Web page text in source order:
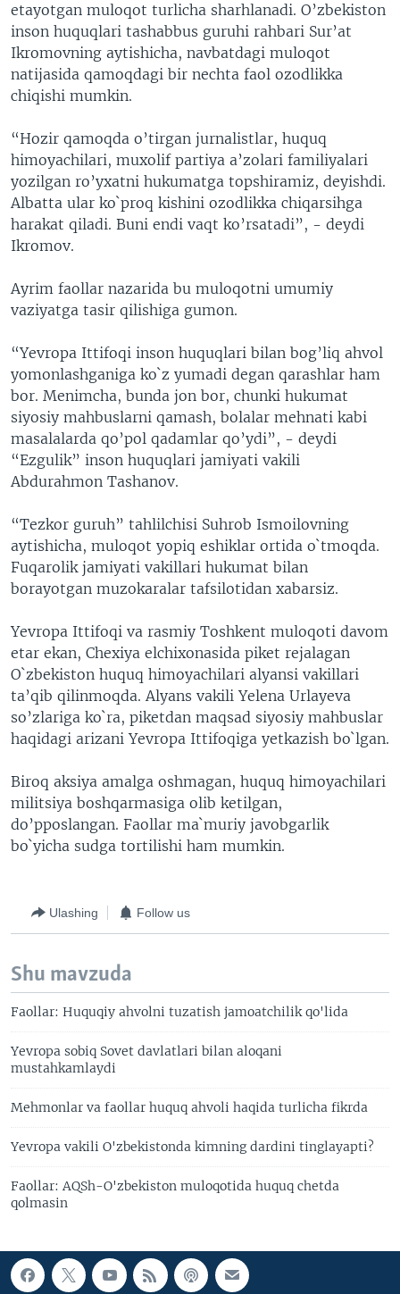
etayotgan muloqot turlicha sharhlanadi. O’zbekiston
inson huquqlari tashabbus guruhi rahbari Sur’at
Ikromovning aytishicha, navbatdagi muloqot
natijasida qamoqdagi bir nechta faol ozodlikka
chiqishi mumkin.
“Hozir qamoqda o’tirgan jurnalistlar, huquq
himoyachilari, muxolif partiya a’zolari familiyalari
yozilgan ro’yxatni hukumatga topshiramiz, deyishdi.
Albatta ular ko`proq kishini ozodlikka chiqarsihga
harakat qiladi. Buni endi vaqt ko’rsatadi”, - deydi
Ikromov.
Ayrim faollar nazarida bu muloqotni umumiy
vaziyatga tasir qilishiga gumon.
“Yevropa Ittifoqi inson huquqlari bilan bog’liq ahvol
yomonlashganiga ko`z yumadi degan qarashlar ham
bor. Menimcha, bunda jon bor, chunki hukumat
siyosiy mahbuslarni qamash, bolalar mehnati kabi
masalalarda qo’pol qadamlar qo’ydi”, - deydi
“Ezgulik” inson huquqlari jamiyati vakili
Abdurahmon Tashanov.
“Tezkor guruh” tahlilchisi Suhrob Ismoilovning
aytishicha, muloqot yopiq eshiklar ortida o`tmoqda.
Fuqarolik jamiyati vakillari hukumat bilan
borayotgan muzokaralar tafsilotidan xabarsiz.
Yevropa Ittifoqi va rasmiy Toshkent muloqoti davom
etar ekan, Chexiya elchixonasida piket rejalagan
O`zbekiston huquq himoyachilari alyansi vakillari
ta’qib qilinmoqda. Alyans vakili Yelena Urlayeva
so’zlariga ko`ra, piketdan maqsad siyosiy mahbuslar
haqidagi arizani Yevropa Ittifoqiga yetkazish bo`lgan.
Biroq aksiya amalga oshmagan, huquq himoyachilari
militsiya boshqarmasiga olib ketilgan,
do’pposlangan. Faollar ma`muriy javobgarlik
bo`yicha sudga tortilishi ham mumkin.
Ulashing Follow us
Shu mavzuda
Faollar: Huquqiy ahvolni tuzatish jamoatchilik qo'lida
Yevropa sobiq Sovet davlatlari bilan aloqani
mustahkamlaydi
Mehmonlar va faollar huquq ahvoli haqida turlicha fikrda
Yevropa vakili O'zbekistonda kimning dardini tinglayapti?
Faollar: AQSh-O'zbekiston muloqotida huquq chetda
qolmasin